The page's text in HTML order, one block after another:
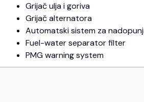
Grijač ulja i goriva
Grijač alternatora
Automatski sistem za
Fuel-water separator filter
PMG warning system